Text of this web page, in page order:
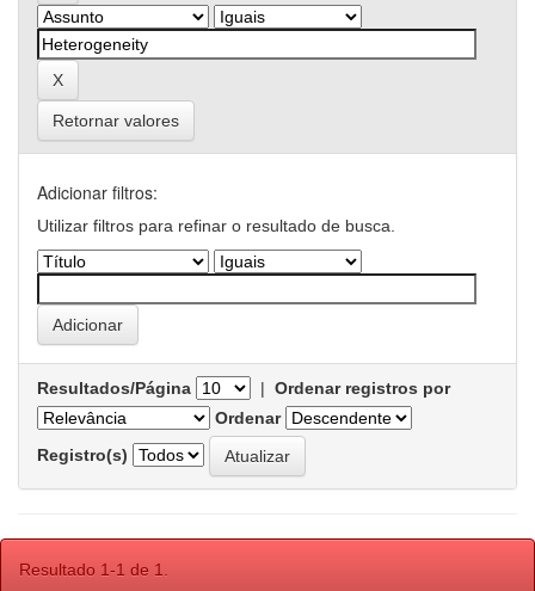
Retornar valores
Adicionar filtros:
Utilizar filtros para refinar o resultado de busca.
Resultados/Página | Ordenar registros por
Ordenar
Registro(s)
Resultado 1-1 de 1.